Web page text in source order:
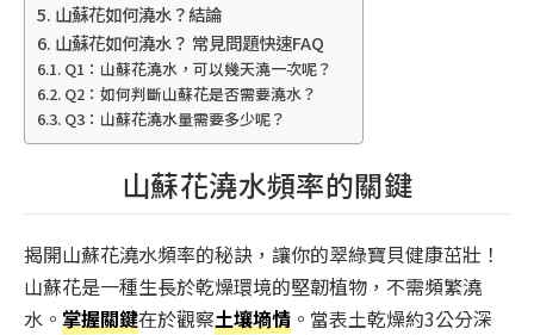
山蘇花如何澆水？結論
山蘇花如何澆水？ 常見問題快速FAQ
Q1：山蘇花澆水，可以幾天澆一次呢？
Q2：如何判斷山蘇花是否需要澆水？
Q3：山蘇花澆水量需要多少呢？
山蘇花澆水頻率的關鍵
揭開山蘇花澆水頻率的秘訣，讓你的翠綠寶貝健康茁壯！
山蘇花是一種生長於乾燥環境的堅韌植物，不需頻繁澆
水。 掌握關鍵在於觀察土壤墒情 。當表土乾燥約3公分深